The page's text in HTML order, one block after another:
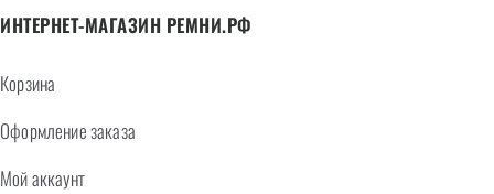
ИНТЕРНЕТ-МАГАЗИН РЕМНИ.РФ
Корзина
Оформление заказа
Мой аккаунт